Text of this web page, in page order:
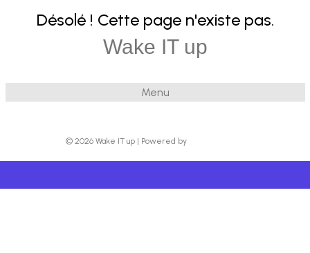
Wake IT up
Menu
Désolé ! Cette page n'existe pas.
© 2026 Wake IT up | Powered by